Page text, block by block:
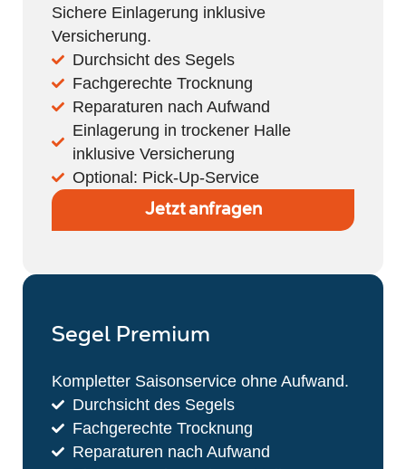
Sichere Einlagerung inklusive
Versicherung.
Durchsicht des Segels
Fachgerechte Trocknung
Reparaturen nach Aufwand
Einlagerung in trockener Halle
inklusive Versicherung
Optional: Pick-Up-Service
Jetzt anfragen
Segel Premium
Kompletter Saisonservice ohne Aufwand.
Durchsicht des Segels
Fachgerechte Trocknung
Reparaturen nach Aufwand